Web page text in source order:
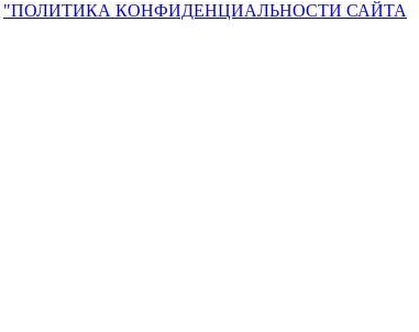
"ПОЛИТИКА КОНФИДЕНЦИАЛЬНОСТИ САЙТА